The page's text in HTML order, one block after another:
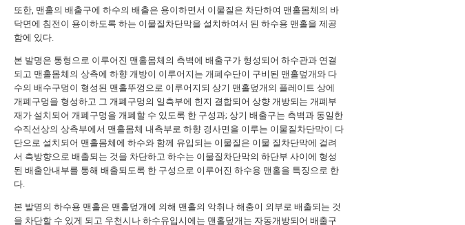
또한, 맨홀의 배출구에 하수의 배출은 용이하면서 이물질은 차단하여 맨홀몸체의 바
닥면에 침전이 용이하도록 하는 이물질차단막을 설치하여서 된 하수용 맨홀을 제공
함에 있다.
본 발명은 통형으로 이루어진 맨홀몸체의 측벽에 배출구가 형성되어 하수관과 연결
되고 맨홀몸체의 상측에 하향 개방이 이루어지는 개폐수단이 구비된 맨홀덮개와 다
수의 배수구멍이 형성된 맨홀뚜껑으로 이루어지되 상기 맨홀덮개의 플레이트 상에
개폐구멍을 형성하고 그 개폐구멍의 일측부에 힌지 결합되어 상향 개방되는 개폐부
재가 설치되어 개폐구멍을 개폐할 수 있도록 한 구성과; 상기 배출구는 측벽과 동일한
수직선상의 상측부에서 맨홀몸체 내측부로 하향 경사면을 이루는 이물질차단막이 다
단으로 설치되어 맨홀몸체에 하수와 함께 유입되는 이물질은 이물 질차단막에 걸려
서 측방향으로 배출되는 것을 차단하고 하수는 이물질차단막의 하단부 사이에 형성
된 배출안내부를 통해 배출되도록 한 구성으로 이루어진 하수용 맨홀을 특징으로 한
다.
본 발명의 하수용 맨홀은 맨홀덮개에 의해 맨홀의 악취나 해충이 외부로 배출되는 것
을 차단할 수 있게 되고 우천시나 하수유입시에는 맨홀덮개는 자동개방되어 배출구